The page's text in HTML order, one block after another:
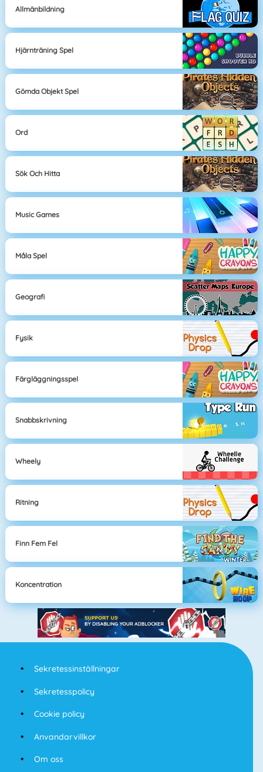
Allmänbildning
Hjärnträning Spel
Gömda Objekt Spel
Ord
Sök Och Hitta
Music Games
Måla Spel
Geografi
Fysik
Färgläggningsspel
Snabbskrivning
Wheely
Ritning
Finn Fem Fel
Koncentration
Sekretessinställningar
Sekretesspolicy
Cookie policy
Anvandarvillkor
Om oss